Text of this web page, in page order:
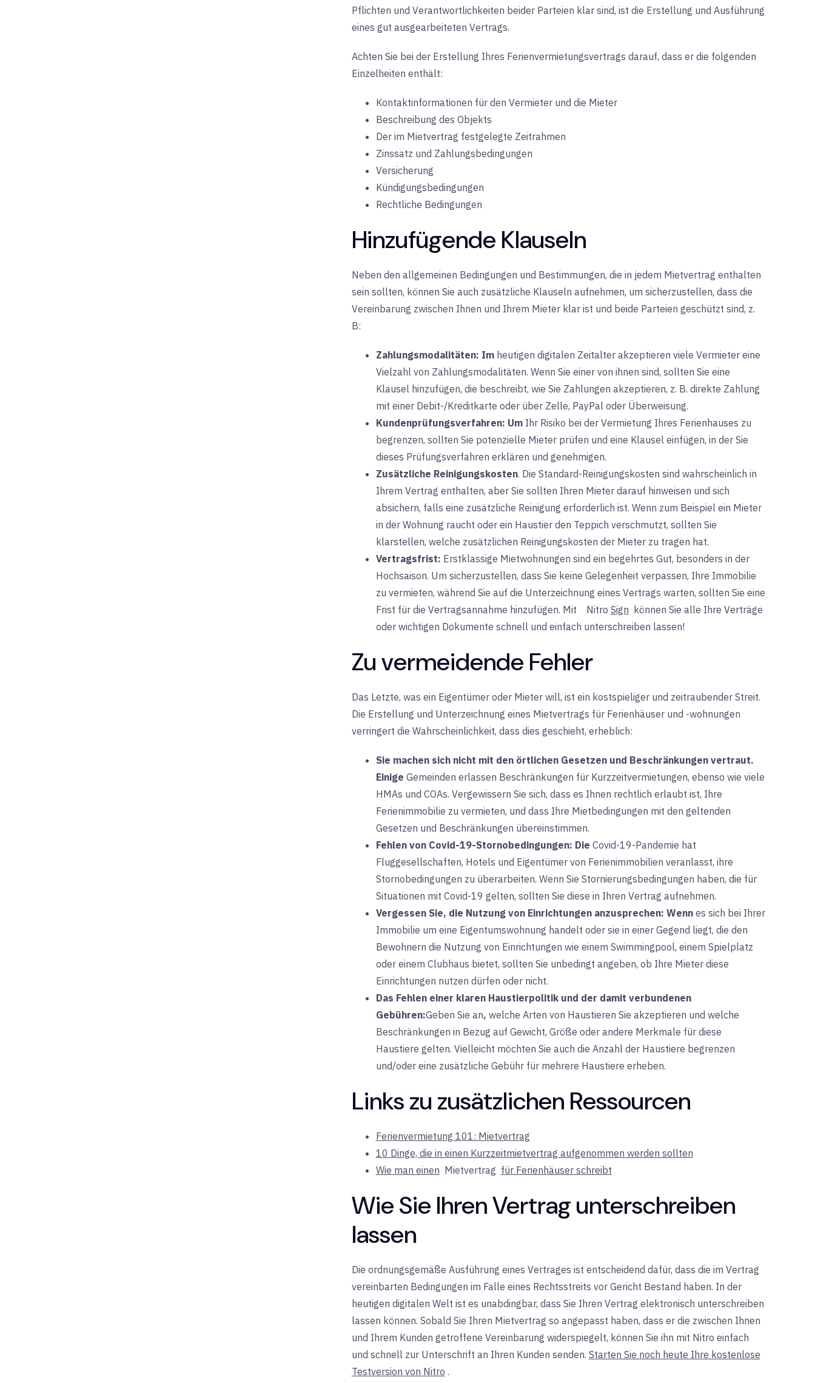
Pflichten und Verantwortlichkeiten beider Parteien klar sind, ist die Erstellung und Ausführung
eines gut ausgearbeiteten Vertrags.
Achten Sie bei der Erstellung Ihres Ferienvermietungsvertrags darauf, dass er die folgenden
Einzelheiten enthält:
Kontaktinformationen für den Vermieter und die Mieter
Beschreibung des Objekts
Der im Mietvertrag festgelegte Zeitrahmen
Zinssatz und Zahlungsbedingungen
Versicherung
Kündigungsbedingungen
Rechtliche Bedingungen
Hinzufügende Klauseln
Neben den allgemeinen Bedingungen und Bestimmungen, die in jedem Mietvertrag enthalten
sein sollten, können Sie auch zusätzliche Klauseln aufnehmen, um sicherzustellen, dass die
Vereinbarung zwischen Ihnen und Ihrem Mieter klar ist und beide Parteien geschützt sind, z.
B:
Zahlungsmodalitäten: Im heutigen digitalen Zeitalter akzeptieren viele Vermieter eine
Vielzahl von Zahlungsmodalitäten. Wenn Sie einer von ihnen sind, sollten Sie eine
Klausel hinzufügen, die beschreibt, wie Sie Zahlungen akzeptieren, z. B. direkte Zahlung
mit einer Debit-/Kreditkarte oder über Zelle, PayPal oder Überweisung.
Kundenprüfungsverfahren: Um Ihr Risiko bei der Vermietung Ihres Ferienhauses zu
begrenzen, sollten Sie potenzielle Mieter prüfen und eine Klausel einfügen, in der Sie
dieses Prüfungsverfahren erklären und genehmigen.
Zusätzliche Reinigungskosten. Die Standard-Reinigungskosten sind wahrscheinlich in
Ihrem Vertrag enthalten, aber Sie sollten Ihren Mieter darauf hinweisen und sich
absichern, falls eine zusätzliche Reinigung erforderlich ist. Wenn zum Beispiel ein Mieter
in der Wohnung raucht oder ein Haustier den Teppich verschmutzt, sollten Sie
klarstellen, welche zusätzlichen Reinigungskosten der Mieter zu tragen hat.
Vertragsfrist: Erstklassige Mietwohnungen sind ein begehrtes Gut, besonders in der
Hochsaison. Um sicherzustellen, dass Sie keine Gelegenheit verpassen, Ihre Immobilie
zu vermieten, während Sie auf die Unterzeichnung eines Vertrags warten, sollten Sie eine
Frist für die Vertragsannahme hinzufügen. Mit
Nitro Sign können Sie alle Ihre Verträge
oder wichtigen Dokumente schnell und einfach unterschreiben lassen!
Zu vermeidende Fehler
Das Letzte, was ein Eigentümer oder Mieter will, ist ein kostspieliger und zeitraubender Streit.
Die Erstellung und Unterzeichnung eines Mietvertrags für Ferienhäuser und -wohnungen
verringert die Wahrscheinlichkeit, dass dies geschieht, erheblich:
Sie machen sich nicht mit den örtlichen Gesetzen und Beschränkungen vertraut.
Einige Gemeinden erlassen Beschränkungen für Kurzzeitvermietungen, ebenso wie viele
HMAs und COAs. Vergewissern Sie sich, dass es Ihnen rechtlich erlaubt ist, Ihre
Ferienimmobilie zu vermieten, und dass Ihre Mietbedingungen mit den geltenden
Gesetzen und Beschränkungen übereinstimmen.
Fehlen von Covid-19-Stornobedingungen: Die Covid-19-Pandemie hat
Fluggesellschaften, Hotels und Eigentümer von Ferienimmobilien veranlasst, ihre
Stornobedingungen zu überarbeiten. Wenn Sie Stornierungsbedingungen haben, die für
Situationen mit Covid-19 gelten, sollten Sie diese in Ihren Vertrag aufnehmen.
Vergessen Sie, die Nutzung von Einrichtungen anzusprechen: Wenn es sich bei Ihrer
Immobilie um eine Eigentumswohnung handelt oder sie in einer Gegend liegt, die den
Bewohnern die Nutzung von Einrichtungen wie einem Swimmingpool, einem Spielplatz
oder einem Clubhaus bietet, sollten Sie unbedingt angeben, ob Ihre Mieter diese
Einrichtungen nutzen dürfen oder nicht.
Das Fehlen einer klaren Haustierpolitik und der damit verbundenen
Gebühren:Geben Sie an, welche Arten von Haustieren Sie akzeptieren und welche
Beschränkungen in Bezug auf Gewicht, Größe oder andere Merkmale für diese
Haustiere gelten. Vielleicht möchten Sie auch die Anzahl der Haustiere begrenzen
und/oder eine zusätzliche Gebühr für mehrere Haustiere erheben.
Links zu zusätzlichen Ressourcen
Ferienvermietung 101: Mietvertrag
10 Dinge, die in einen Kurzzeitmietvertrag aufgenommen werden sollten
Wie man einen Mietvertrag für Ferienhäuser schreibt
Wie Sie Ihren Vertrag unterschreiben
lassen
Die ordnungsgemäße Ausführung eines Vertrages ist entscheidend dafür, dass die im Vertrag
vereinbarten Bedingungen im Falle eines Rechtsstreits vor Gericht Bestand haben. In der
heutigen digitalen Welt ist es unabdingbar, dass Sie Ihren Vertrag elektronisch unterschreiben
lassen können. Sobald Sie Ihren Mietvertrag so angepasst haben, dass er die zwischen Ihnen
und Ihrem Kunden getroffene Vereinbarung widerspiegelt, können Sie ihn mit Nitro einfach
und schnell zur Unterschrift an Ihren Kunden senden. Starten Sie noch heute Ihre kostenlose
Testversion von Nitro .